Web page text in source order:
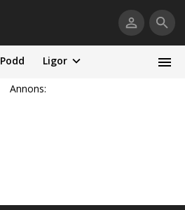
Podd Ligor
Annons: